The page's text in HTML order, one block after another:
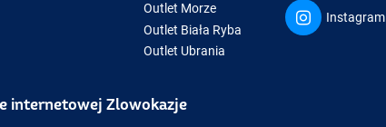
w magazynie
Outlet Morze
Outlet Biała Ryba
Outlet Ubrania
Instagram
internetowej Zlowokazje